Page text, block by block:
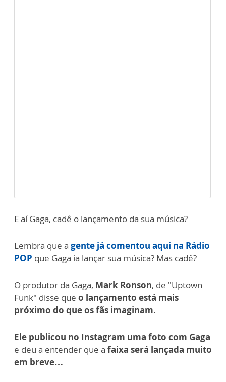
E aí Gaga, cadê o lançamento da sua música?
Lembra que a gente já comentou aqui na Rádio
POP que Gaga ia lançar sua música? Mas cadê?
O produtor da Gaga, Mark Ronson, de "Uptown
Funk" disse que o lançamento está mais
próximo do que os fãs imaginam.
Ele publicou no Instagram uma foto com Gaga
e deu a entender que a faixa será lançada muito
em breve…